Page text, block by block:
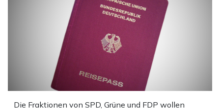
Die Fraktionen von SPD, Grüne und FDP wollen